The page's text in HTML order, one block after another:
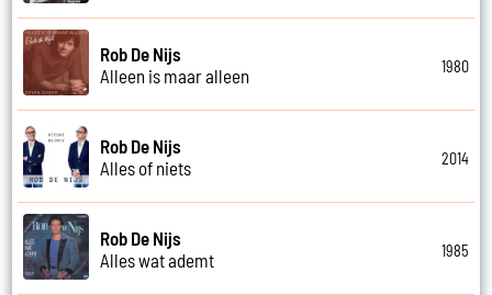
Rob De Nijs
Alleen is maar alleen
1980
Rob De Nijs
Alles of niets
2014
Rob De Nijs
Alles wat ademt
1985